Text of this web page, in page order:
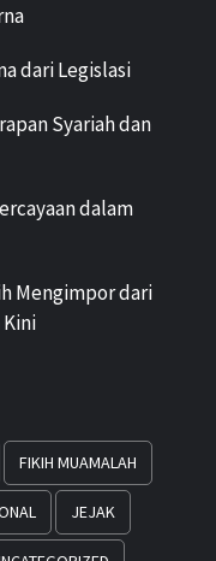
dari Legislasi
Syariah dan
dalam
Mengimpor dari
Kini
FIKIH MUAMALAH
JEJAK